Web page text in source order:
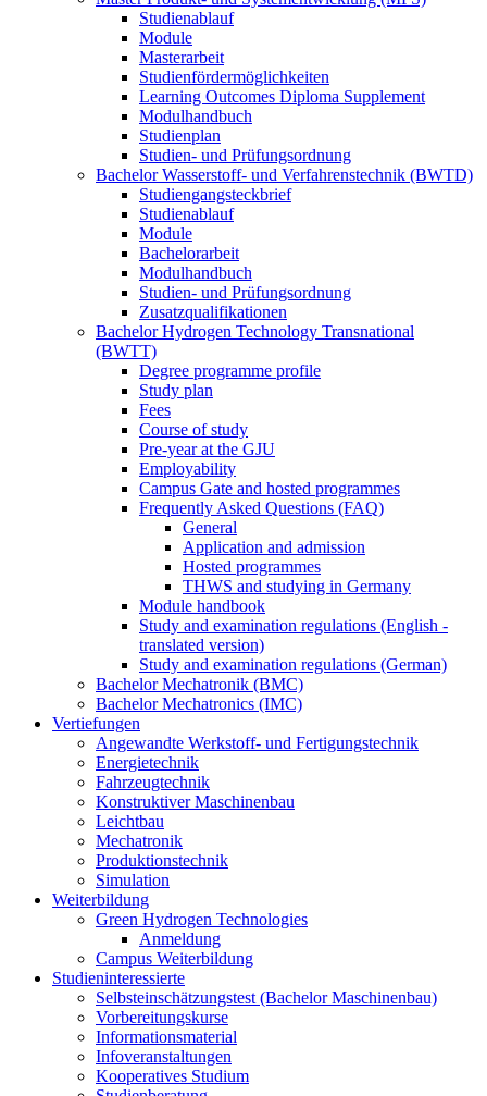
Studienablauf
Module
Masterarbeit
Studienfördermöglichkeiten
Learning Outcomes Diploma Supplement
Modulhandbuch
Studienplan
Studien- und Prüfungsordnung
Bachelor Wasserstoff- und Verfahrenstechnik (BWTD)
Studiengangsteckbrief
Studienablauf
Module
Bachelorarbeit
Modulhandbuch
Studien- und Prüfungsordnung
Zusatzqualifikationen
Bachelor Hydrogen Technology Transnational
(BWTT)
Degree programme profile
Study plan
Fees
Course of study
Pre-year at the GJU
Employability
Campus Gate and hosted programmes
Frequently Asked Questions (FAQ)
General
Application and admission
Hosted programmes
THWS and studying in Germany
Module handbook
Study and examination regulations (English -
translated version)
Study and examination regulations (German)
Bachelor Mechatronik (BMC)
Bachelor Mechatronics (IMC)
Vertiefungen
Angewandte Werkstoff- und Fertigungstechnik
Energietechnik
Fahrzeugtechnik
Konstruktiver Maschinenbau
Leichtbau
Mechatronik
Produktionstechnik
Simulation
Weiterbildung
Green Hydrogen Technologies
Anmeldung
Campus Weiterbildung
Studieninteressierte
Selbsteinschätzungstest (Bachelor Maschinenbau)
Vorbereitungskurse
Informationsmaterial
Infoveranstaltungen
Kooperatives Studium